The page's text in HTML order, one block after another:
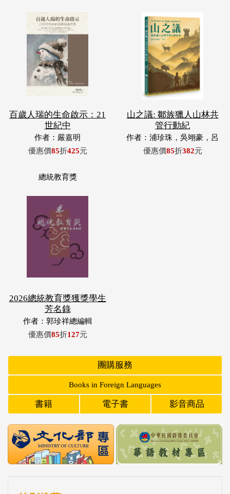
百歲人瑞的生命啟示：21
世紀中
作者：嚴嘉明
優惠價85折425元
山之議: 鄒族獵人山林共
管行動紀
作者：浦珍珠，吳翊豪，呂
翊齊，張惠東，許玉青，王
優惠價85折382元
總統教育獎
2026總統教育獎獲獎學生
芳名錄
作者：郭珍祥總編輯
優惠價85折127元
團購服務
Books in Foreign Languages
書籍 電子書 影音商品